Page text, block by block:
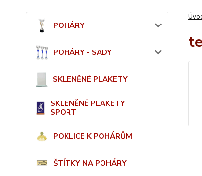
POHÁRY
POHÁRY - SADY
SKLENĚNÉ PLAKETY
SKLENĚNÉ PLAKETY
SPORT
POKLICE K POHÁRŮM
ŠTÍTKY NA POHÁRY